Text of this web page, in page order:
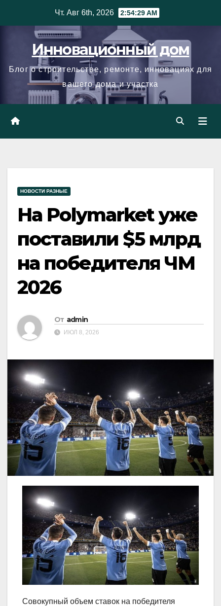
Чт. Авг 6th, 2026 2:54:29 AM
Инновационный дом
Блог о строительстве, ремонте, инновациях для
вашего дома и участка
НОВОСТИ РАЗНЫЕ
На Polymarket уже
поставили $5 млрд
на победителя ЧМ
2026
От admin
ИЮЛ 8, 2026
Совокупный объем ставок на победителя